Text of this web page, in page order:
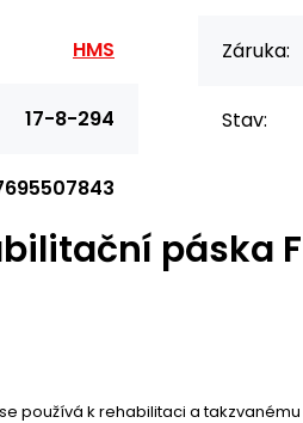
HMS
17-8-294
Záruka:
Stav:
páska
se používá k rehabilitaci a